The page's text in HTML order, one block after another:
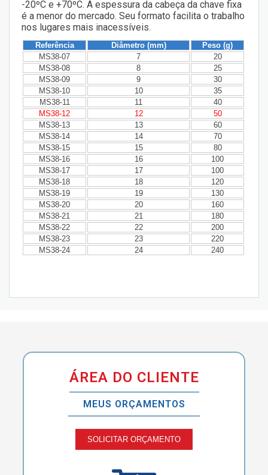
-20ºC e +70ºC. A espessura da cabeça da chave fixa
é a menor do mercado. Seu formato facilita o trabalho
nos lugares mais inacessíveis.
Referência Diâmetro (mm)
Peso (g)
MS38-07
7
20
MS38-08
8
25
MS38-09
9
30
MS38-10
10
35
MS38-11
11
40
MS38-12
12
50
MS38-13
13
60
MS38-14
14
70
MS38-15
15
80
MS38-16
16
100
MS38-17
17
100
MS38-18
18
120
MS38-19
19
130
MS38-20
20
160
MS38-21
21
180
MS38-22
22
200
MS38-23
23
220
MS38-24
24 240
ÁREA DO CLIENTE
MEUS ORÇAMENTOS
SOLICITAR ORÇAMENTO